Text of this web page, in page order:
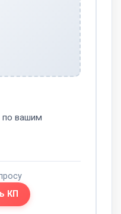
по вашим
КП